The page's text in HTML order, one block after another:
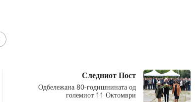
Следниот Пост
Одбележана 80-годишнината од
големиот 11 Октомври